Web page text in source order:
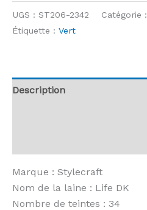
-
Life
2342
UGS : ST206-2342 Catégorie :
Étiquette : Vert
Description
Marque : Stylecraft
Nom de la laine : Life DK
Nombre de teintes : 34